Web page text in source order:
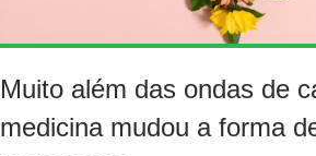
Muito além das ondas de
medicina mudou a forma